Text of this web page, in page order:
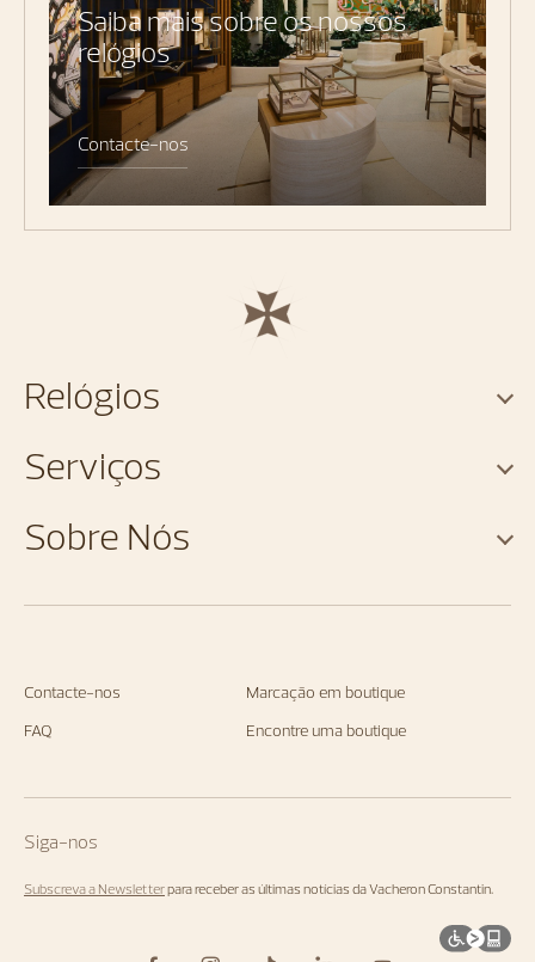
Saiba mais sobre os nossos
relógios
Contacte-nos
Contacte-nos
Marcação em boutique
FAQ
Encontre uma boutique
Siga-nos
Subscreva a Newsletterpara receber as últimas notícias da Vacheron Constantin.
Relógios
Serviços
Sobre Nós